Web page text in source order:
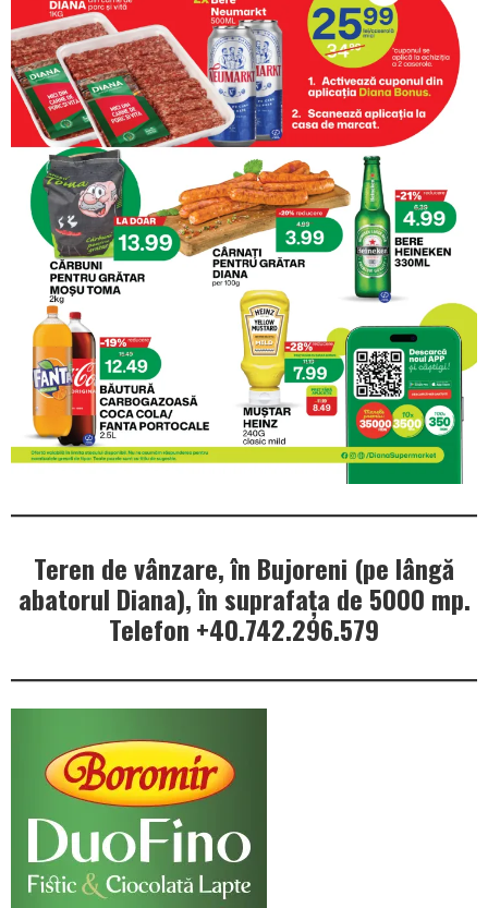
Teren de vânzare, în Bujoreni (pe lângă
abatorul Diana), în suprafața de 5000 mp.
Telefon +40.742.296.579